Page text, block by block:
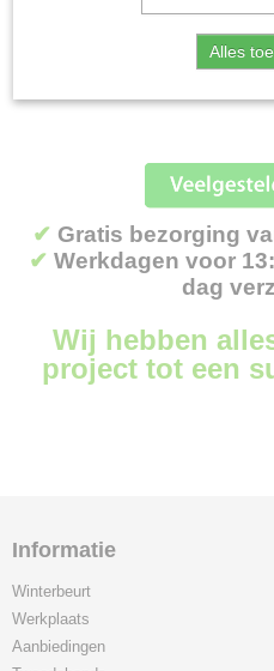
Grasmaaiers professioneel
Knikladers
Onkruidborstelmachines
Robotmaaiers
Helaas bevinden er zich in deze
✔ Gratis bezorging
✔ Werkdagen voor
dag
Wij hebben
project tot een
Informatie
Winterbeurt
Werkplaats
Aanbiedingen
Alles